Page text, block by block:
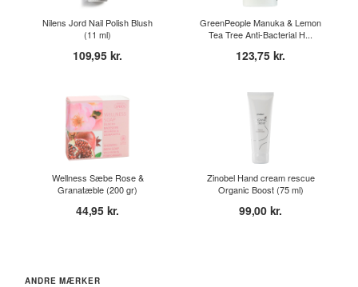
Nilens Jord Nail Polish Blush
(11 ml)
109,95 kr.
GreenPeople Manuka & Lemon
Tea Tree Anti-Bacterial H...
123,75 kr.
Wellness Sæbe Rose &
Granatæble (200 gr)
44,95 kr.
Zinobel Hand cream rescue
Organic Boost (75 ml)
99,00 kr.
ANDRE MÆRKER